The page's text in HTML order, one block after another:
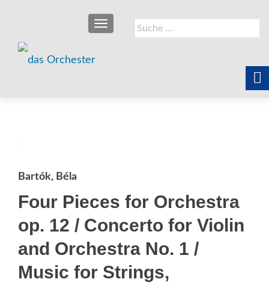
Suche
nach:
SCHALTE NAVIGATION
Bartók, Béla
Four Pieces for Orchestra
op. 12 / Concerto for Violin
and Orchestra No. 1 /
Music for Strings,